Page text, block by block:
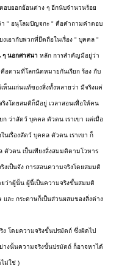
อบยอกย้อนต่าง ๆ อีกนับจำนวนร้อย
า " อนุโลมปัญจกะ " คือคำถามคำตอบ
เอากับพวกที่ยึดถือในเรื่อง " บุคคล "
ๆ นอกศาสนาหลัก การสำคัญมีอยู่ว่า
อตามที่โลกนัดหมายกันเรียก ร้อง กับ
ห็นแก่นแท้ของสิ่งทั้งหลายว่า มีจริงแค่
งโดยสมติก็มีอยู่ เวลาสอนเพื่อให้คน
ก ว่าสัตว์ บุคคล ตัวตน เราเขา แต่เมื่อ
เรื่องสัตว์ บุคคล ตัวตน เราเขา ก็
ตัวตน เป็นเพียงสิ่งสมมติตามโวหาร
งเป็นจัง การสอนความจริงโดยสมมติ
ว่าผู้นั้น ผู้นี้เป็นความจริงขั้นสมมติ
และ กระดาษก็เป็นส่วนผสมของสิ่งต่าง
โดยความจริงขั้นปรมัตถ์ ซึ่งผิดไป
างนั้นความจริงขั้นปรมัตถ์ ก็อาจหาได้
ม่ใช่ )